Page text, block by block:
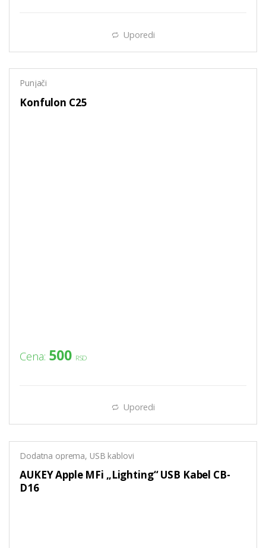
Uporedi
Punjači
Konfulon C25
Cena: 500 RSD
Uporedi
Dodatna oprema, USB kablovi
AUKEY Apple MFi „Lighting“ USB Kabel CB-
D16